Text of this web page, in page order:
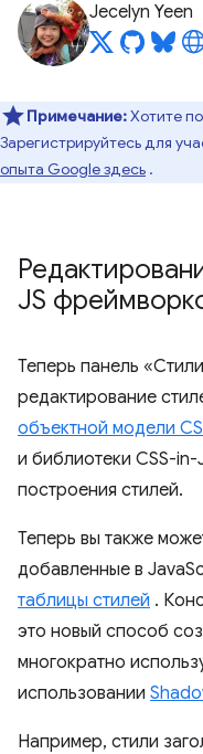
Jecelyn Yeen
Примечание:Хотите
Зарегистрируйтесь для
опыта Google здесь .
JS
Теперь панель
редактирование
объектной модели
и библиотеки CSS-in-
построения стилей.
Теперь вы также
добавленные в
таблицы стилей .
это новый способ
многократно
использовании
Например, стили